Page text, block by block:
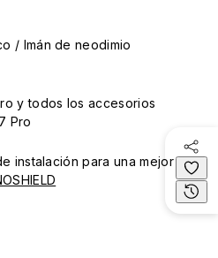
/ Imán de neodimio
y todos los accesorios
Pro
instalación para una mejor